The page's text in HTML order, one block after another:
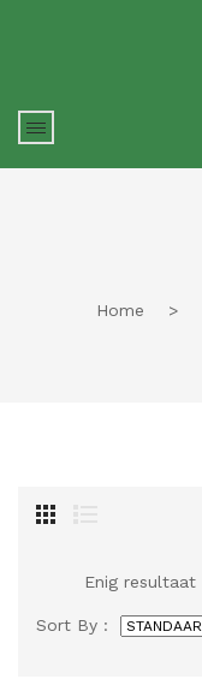
Home >
Enig resultaat
Sort By :